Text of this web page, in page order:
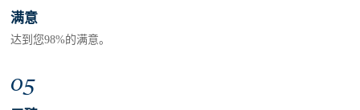
满意
达到您98%的满意。
05